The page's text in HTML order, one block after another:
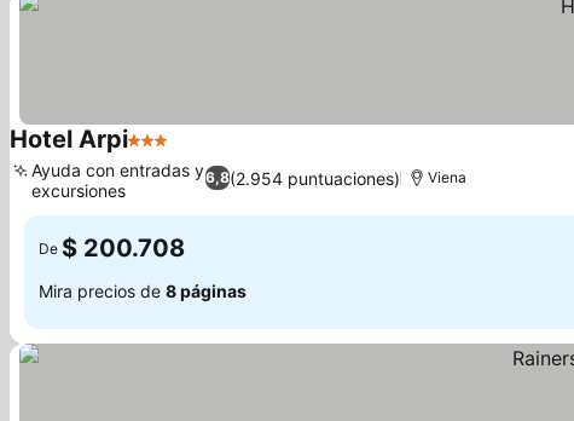
Hotel Arpi3 Estrellas
6,8(2.954 puntuaciones)
Ayuda con entradas y
excursiones
Viena
De $ 200.708
Mira precios de 8 páginas